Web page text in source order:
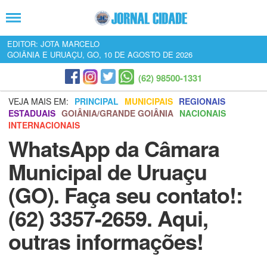
EDITOR: JOTA MARCELO
GOIÂNIA E URUAÇU, GO, 10 DE AGOSTO DE 2026
(62) 98500-1331
VEJA MAIS EM: PRINCIPAL MUNICIPAIS REGIONAIS
ESTADUAIS GOIÂNIA/GRANDE GOIÂNIA NACIONAIS
INTERNACIONAIS
WhatsApp da Câmara
Municipal de Uruaçu
(GO). Faça seu contato!:
(62) 3357-2659. Aqui,
outras informações!